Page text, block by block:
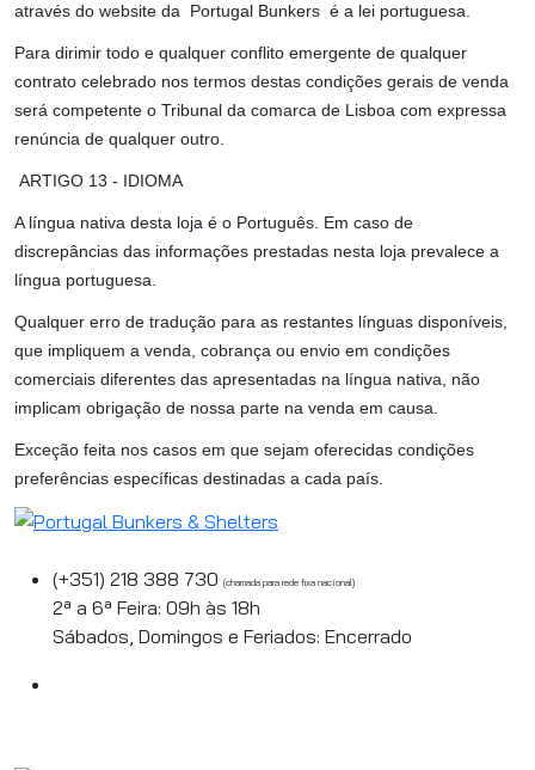
através do website da Portugal Bunkers é a lei portuguesa.
Para dirimir todo e qualquer conflito emergente de qualquer
contrato celebrado nos termos destas condições gerais de venda
será competente o Tribunal da comarca de Lisboa com expressa
renúncia de qualquer outro.
ARTIGO 13 - IDIOMA
A língua nativa desta loja é o Português. Em caso de
discrepâncias das informações prestadas nesta loja prevalece a
língua portuguesa.
Qualquer erro de tradução para as restantes línguas disponíveis,
que impliquem a venda, cobrança ou envio em condições
comerciais diferentes das apresentadas na língua nativa, não
implicam obrigação de nossa parte na venda em causa.
Exceção feita nos casos em que sejam oferecidas condições
preferências específicas destinadas a cada país.
(+351) 218 388 730 (chamada para rede fixa nacional)
2ª a 6ª Feira: 09h às 18h
Sábados, Domingos e Feriados: Encerrado